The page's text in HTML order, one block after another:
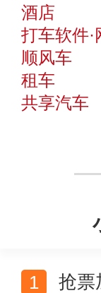
酒店
打车软件·
顺风车
租车
共享汽车